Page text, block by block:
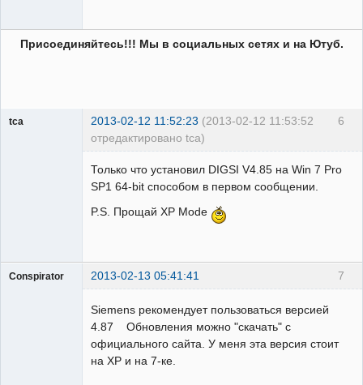
Присоединяйтесь!!! Мы в социальных сетях и на Ютуб.
6
tca 2013-02-12 11:52:23 (2013-02-12 11:53:52
отредактировано tca)
Только что установил DIGSI V4.85 на Win 7 Pro
SP1 64-bit способом в первом сообщении.
P.S. Прощай XP Mode
7
Conspirator 2013-02-13 05:41:41
Siemens рекомендует пользоваться версией
4.87 Обновления можно "скачать" с
официального сайта. У меня эта версия стоит
на ХР и на 7-ке.